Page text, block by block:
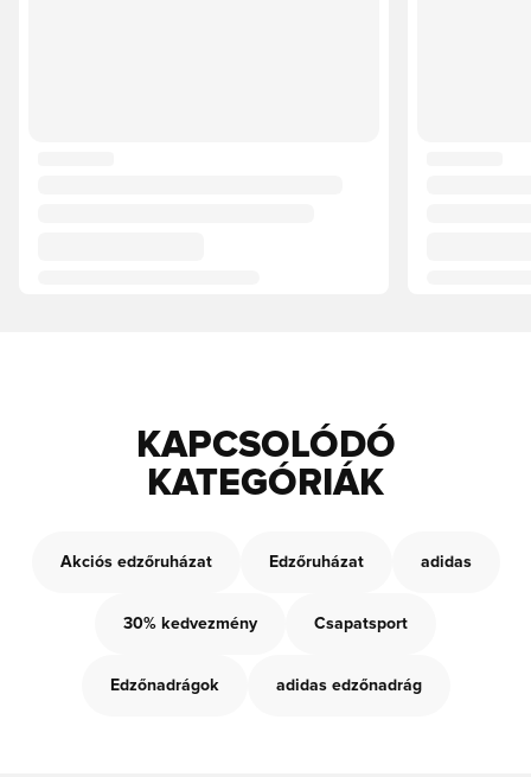
KAPCSOLÓDÓ
KATEGÓRIÁK
Akciós edzőruházat Edzőruházat adidas
30% kedvezmény Csapatsport
Edzőnadrágok adidas edzőnadrág